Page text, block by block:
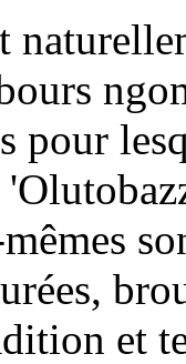
pour
et